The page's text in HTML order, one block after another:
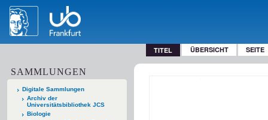
TITEL ÜBERSICHT SEITE
SAMMLUNGEN
Digitale Sammlungen
Archiv der
Universitätsbibliothek JCS
Biologie